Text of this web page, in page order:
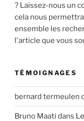
? Laissez-nous un
cela nous
ensemble les
l'article que vous
TÉMOIGNAGES
bernard termeulen
Bruno Maati dans